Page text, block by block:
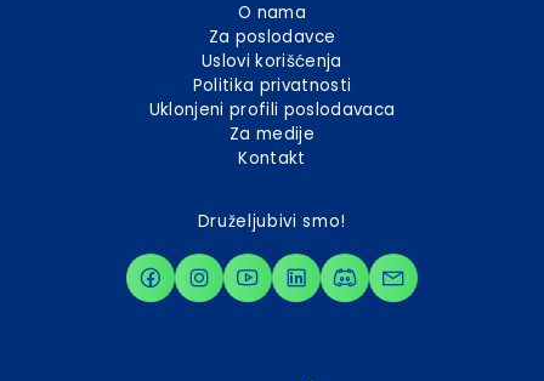
O nama
Za poslodavce
Uslovi korišćenja
Politika privatnosti
Uklonjeni profili poslodavaca
Za medije
Kontakt
Druželjubivi smo!